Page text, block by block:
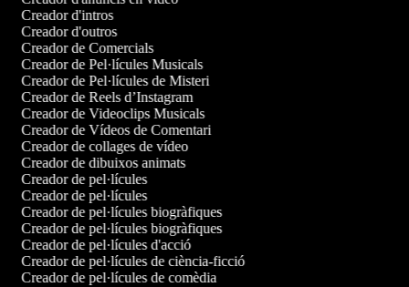
Creador d'intros
Creador d'outros
Creador de Comercials
Creador de Pel·lícules Musicals
Creador de Pel·lícules de Misteri
Creador de Reels d’Instagram
Creador de Videoclips Musicals
Creador de Vídeos de Comentari
Creador de collages de vídeo
Creador de dibuixos animats
Creador de pel·lícules
Creador de pel·lícules
Creador de pel·lícules biogràfiques
Creador de pel·lícules biogràfiques
Creador de pel·lícules d'acció
Creador de pel·lícules de ciència-ficció
Creador de pel·lícules de comèdia